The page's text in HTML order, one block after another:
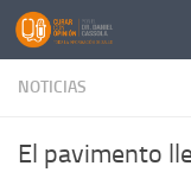
Saltar al contenido
NOTICIAS
El pavimento